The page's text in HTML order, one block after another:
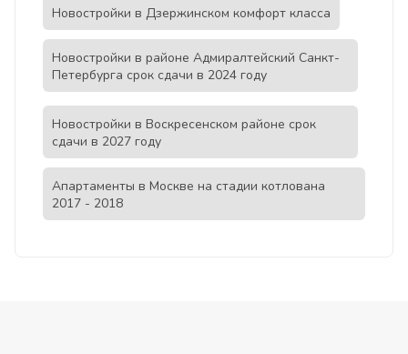
Новостройки в Дзержинском комфорт класса
Новостройки в районе Адмиралтейский Санкт-
Петербурга срок сдачи в 2024 году
Новостройки в Воскресенском районе срок
сдачи в 2027 году
Апартаменты в Москве на стадии котлована
2017 - 2018